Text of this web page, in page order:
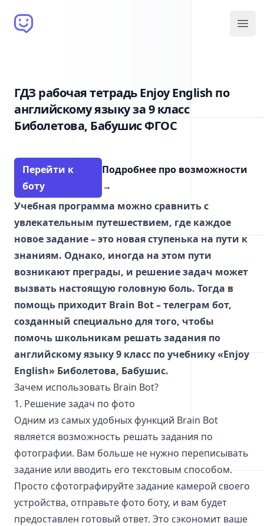
Brain Bot
ГДЗ рабочая тетрадь Enjoy English по
английскому языку за 9 класс
Биболетова, Бабушис ФГОС
Перейти к
боту
Подробнее про возможности
→
Учебная программа можно сравнить с
увлекательным путешествием, где каждое
новое задание – это новая ступенька на пути к
знаниям. Однако, иногда на этом пути
возникают преграды, и решение задач может
вызвать настоящую головную боль. Тогда в
помощь приходит Brain Bot – телеграм бот,
созданный специально для того, чтобы
помочь школьникам решать задания по
английскому языку 9 класс по учебнику «Enjoy
English» Биболетова, Бабушис.
Зачем использовать Brain Bot?
1. Решение задач по фото
Одним из самых удобных функций Brain Bot
является возможность решать задания по
фотографии. Вам больше не нужно переписывать
задание или вводить его текстовым способом.
Просто сфотографируйте задание камерой своего
устройства, отправьте фото боту, и вам будет
предоставлен готовый ответ. Это сэкономит ваше